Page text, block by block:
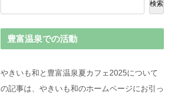
検索
豊富温泉での活動
やきいも和と豊富温泉夏カフェ2025について
の記事は、やきいも和のホームページにお引っ